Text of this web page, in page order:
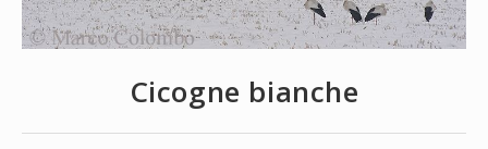
Cicogne bianche